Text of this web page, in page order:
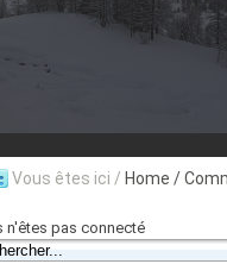
: T° Min :°C T° Max : °C
en direct l'actualité des
Vous êtes ici / Home /
n'êtes pas connecté